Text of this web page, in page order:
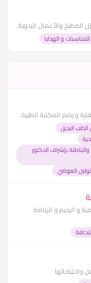
والأعمال اليدوية.
و الهدايا
و يضم المكتبة الطبية.
البديل
بإشراف الدكتور
العوضي
و الرجيم و الرياضة